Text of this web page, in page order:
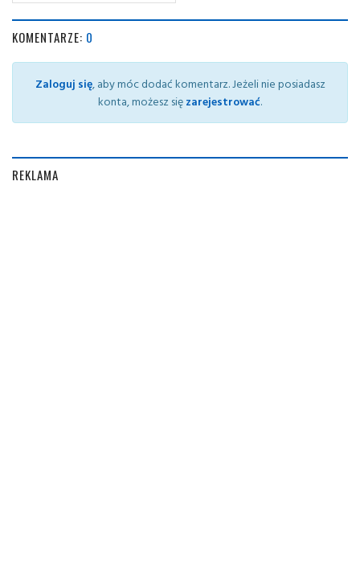
KOMENTARZE: 0
Zaloguj się, aby móc dodać komentarz. Jeżeli nie posiadasz
konta, możesz sięzarejestrować.
REKLAMA